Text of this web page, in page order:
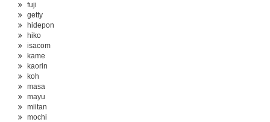
fuji
getty
hidepon
hiko
isacom
kame
kaorin
koh
masa
mayu
miitan
mochi